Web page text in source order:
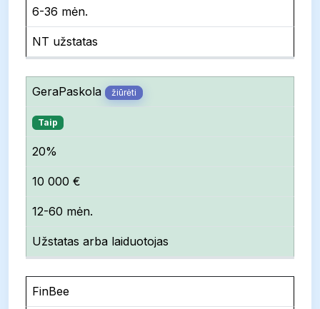
6-36 mėn.
NT užstatas
GeraPaskola žiūrėti
Taip
20%
10 000 €
12-60 mėn.
Užstatas arba laiduotojas
FinBee